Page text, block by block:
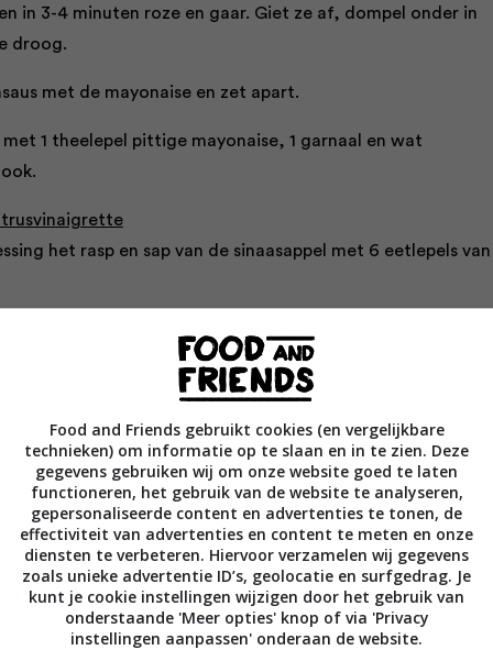
in 3-4 minuten roze en gaar. Giet ze af, dompel onder in
droog.
met de mayonaise en zet apart.
met 1 theelepel pittige mayonaise, 1 garnaal en wat
het rasp en sap van de sinaasappel met 6 eetlepels
droog en snijd de vis in blokjes. Bestrooi met zout
in de rest van de olie gaar. Leg de wit- of roodlof
blokje vis op elk blad en sprenkel er wat dressing over.
van de rozemarijn plus zout en peper.
met de gember, chilipasta en lente-ui in een kom.
een diepe pan tot 180˚C. Test de temperatuur met een
en bruin kleurt is de olie heet genoeg.
Food and Friends gebruikt cookies (en vergelijkbare
technieken) om informatie op te slaan en in te zien. Deze
gegevens gebruiken wij om onze website goed te laten
functioneren, het gebruik van de website te analyseren,
gepersonaliseerde content en advertenties te tonen, de
effectiviteit van advertenties en content te meten en onze
diensten te verbeteren. Hiervoor verzamelen wij gegevens
zoals unieke advertentie ID’s, geolocatie en surfgedrag. Je
kunt je cookie instellingen wijzigen door het gebruik van
onderstaande 'Meer opties' knop of via 'Privacy
instellingen aanpassen' onderaan de website.